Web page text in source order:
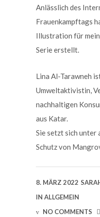
Anlässlich des
Frauenkampftags
Illustration für
Serie erstellt.
Lina Al-Tarawneh
Umweltaktivistin,
nachhaltigen
aus Katar.
Sie setzt sich unter
Schutz von
8. MÄRZ 2022
IN ALLGEMEIN
NO COMMENTS